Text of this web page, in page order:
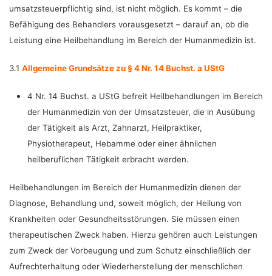
umsatzsteuerpflichtig sind, ist nicht möglich. Es kommt – die
Befähigung des Behandlers vorausgesetzt – darauf an, ob die
Leistung eine Heilbehandlung im Bereich der Humanmedizin ist.
3.1 Allgemeine Grundsätze zu § 4 Nr. 14 Buchst. a UStG
4 Nr. 14 Buchst. a UStG befreit Heilbehandlungen im Bereich
der Humanmedizin von der Umsatzsteuer, die in Ausübung
der Tätigkeit als Arzt, Zahnarzt, Heilpraktiker,
Physiotherapeut, Hebamme oder einer ähnlichen
heilberuflichen Tätigkeit erbracht werden.
Heilbehandlungen im Bereich der Humanmedizin dienen der
Diagnose, Behandlung und, soweit möglich, der Heilung von
Krankheiten oder Gesundheitsstörungen. Sie müssen einen
therapeutischen Zweck haben. Hierzu gehören auch Leistungen
zum Zweck der Vorbeugung und zum Schutz einschließlich der
Aufrechterhaltung oder Wiederherstellung der menschlichen